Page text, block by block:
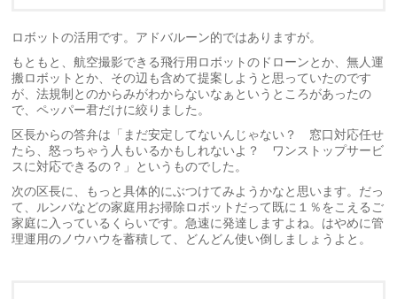
ロボットの活用です。アドバルーン的ではありますが。
もともと、航空撮影できる飛行用ロボットのドローンとか、無人運
搬ロボットとか、その辺も含めて提案しようと思っていたのです
が、法規制とのからみがわからないなぁというところがあったの
で、ペッパー君だけに絞りました。
区長からの答弁は「まだ安定してないんじゃない？ 窓口対応任せ
たら、怒っちゃう人もいるかもしれないよ？ ワンストップサービ
スに対応できるの？」というものでした。
次の区長に、もっと具体的にぶつけてみようかなと思います。だっ
て、ルンバなどの家庭用お掃除ロボットだって既に１％をこえるご
家庭に入っているくらいです。急速に発達しますよね。はやめに管
理運用のノウハウを蓄積して、どんどん使い倒しましょうよと。